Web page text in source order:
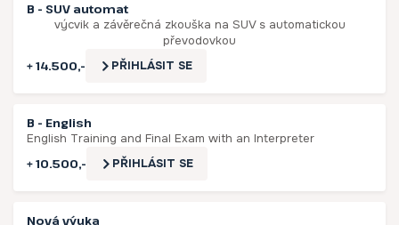
B - SUV automat
výcvik a závěrečná zkouška na SUV s automatickou
převodovkou
+ 14.500,- PŘIHLÁSIT SE
B - English
English Training and Final Exam with an Interpreter
+ 10.500,- PŘIHLÁSIT SE
Nová výuka